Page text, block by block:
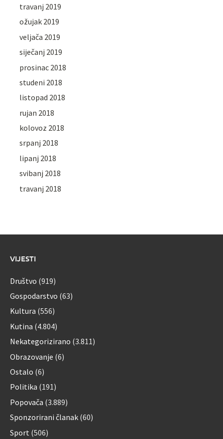
travanj 2019
ožujak 2019
veljača 2019
siječanj 2019
prosinac 2018
studeni 2018
listopad 2018
rujan 2018
kolovoz 2018
srpanj 2018
lipanj 2018
svibanj 2018
travanj 2018
VIJESTI
Društvo (919)
Gospodarstvo (63)
Kultura (556)
Kutina (4.804)
Nekategorizirano (3.811)
Obrazovanje (6)
Ostalo (6)
Politika (191)
Popovača (3.889)
Sponzorirani članak (60)
Sport (506)